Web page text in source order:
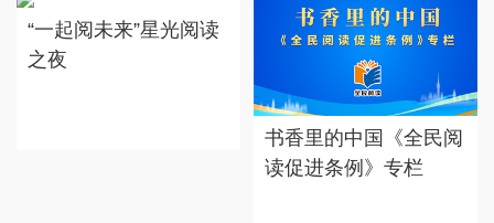
“一起阅未来”星光阅读
之夜
书香里的中国《全民阅
读促进条例》专栏